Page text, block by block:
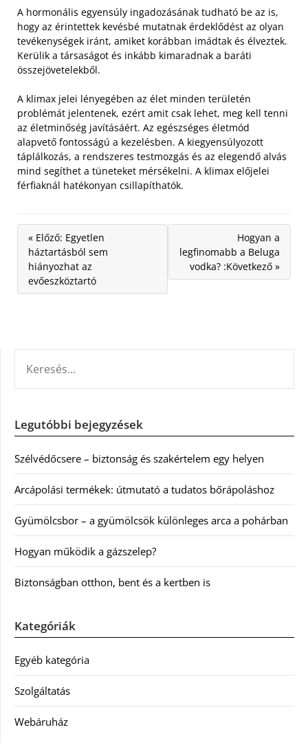
A hormonális egyensúly ingadozásának tudható be az is,
hogy az érintettek kevésbé mutatnak érdeklődést az olyan
tevékenységek iránt, amiket korábban imádtak és élveztek.
Kerülik a társaságot és inkább kimaradnak a baráti
összejövetelekből.
A klimax jelei lényegében az élet minden területén
problémát jelentenek, ezért amit csak lehet, meg kell tenni
az életminőség javításáért. Az egészséges életmód
alapvető fontosságú a kezelésben. A kiegyensúlyozott
táplálkozás, a rendszeres testmozgás és az elegendő alvás
mind segíthet a tüneteket mérsékelni. A klimax előjelei
férfiaknál hatékonyan csillapíthatók.
« Előző: Egyetlen
háztartásból sem
hiányozhat az
evőeszköztartó
Hogyan a
legfinomabb a Beluga
vodka? :Következő »
Legutóbbi bejegyzések
Szélvédőcsere – biztonság és szakértelem egy helyen
Arcápolási termékek: útmutató a tudatos bőrápoláshoz
Gyümölcsbor – a gyümölcsök különleges arca a pohárban
Hogyan működik a gázszelep?
Biztonságban otthon, bent és a kertben is
Kategóriák
Egyéb kategória
Szolgáltatás
Webáruház